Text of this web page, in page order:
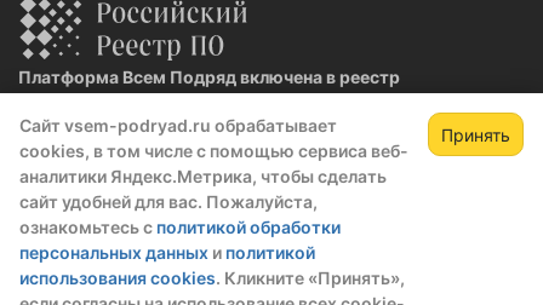
Сайт vsem-podryad.ru обрабатывает
cookies, в том числе с помощью сервиса веб-
аналитики Яндекс.Метрика, чтобы сделать
сайт удобней для вас. Пожалуйста,
ознакомьтесь с политикой обработки
персональных данных и политикой
использования cookies. Кликните «Принять»,
Принять
Платформа Всем Подряд включена в реестр
Реестровая запись №32021 от 06.02.2026
Политика конфиденциальности
О компании